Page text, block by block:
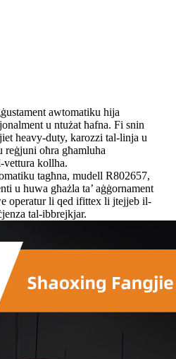
awtomatiku hija
u ntużat ħafna. Fi snin
heavy-duty, karozzi tal-linja u
oħra għamluha
vettura kollha.
tagħna, mudell R802657,
u huwa għażla ta’ aġġornament
operatur li qed ifittex li jtejjeb il-
tal-ibbrejkjar.